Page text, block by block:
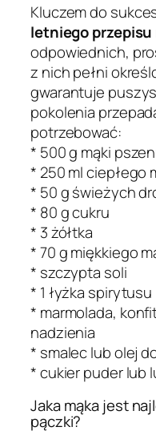
Kluczem do
letniego przepisu
odpowiednich,
z nich pełni
gwarantuje
pokolenia
potrzebować:
* 500 g mąki
* 250 ml ciepłego
* 50 g świeżych
* 80 g cukru
* 3 żółtka
* 70 g miękkiego
* szczypta soli
* 1 łyżka spirytusu
* marmolada,
nadzienia
* smalec lub olej
* cukier puder lub
Jaka mąka jest
pączki?